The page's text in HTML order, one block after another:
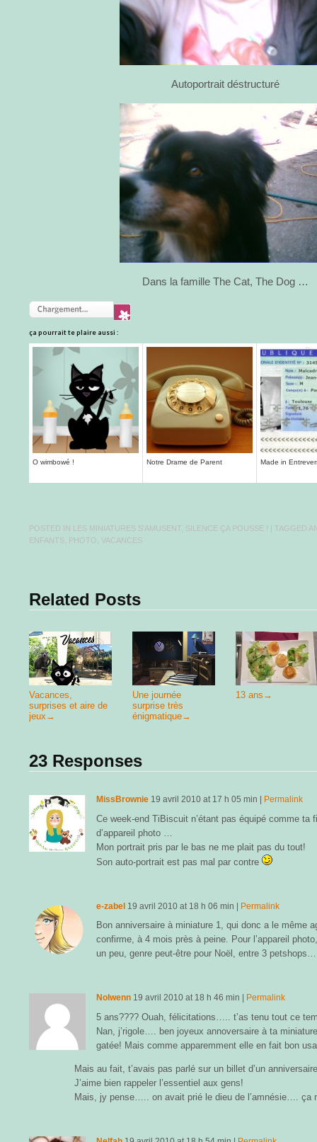
Autoportrait déstructuré
Dans la famille The Cat, The Dog …
ça pourrait te plaire aussi :
O wimbowé ! Notre Drame de Parent Made in
POSTED IN LES MINIATURES S'AMUSENT SILENCE ÇA POUSSE ! | TAGGED
ENFANTS PHOTO ,VACANCES
Related Posts
Vacances,
surprises et aire de
jeux →
Une journée
surprise très
énigmatique→
13 ans →
23 Responses
MissBrownie 19 avril 2010 at 17 h 05 min Permalink
Ce week-end TiBiscuit n’étant pas équipé comme ta
d’appareil photo …
Mon portrait pris par le bas ne me plait pas du tout!
Son auto-portrait est pas mal par contre
e-zabel 19 avril 2010 at 18 h 06 min | Permalink
Bon anniversaire à miniature 1, qui donc a le même
confirme, à 4 mois près à peine. Pour l’appareil
un peu, genre peut-être pour Noël, entre 3
Nolwenn 19 avril 2010 at 18 h 46 min Permalink
5 ans???? Ouah, félicitations….. t’as tenu tout ce
Nan, j’rigole…. ben joyeux annoversaire à ta
gatée! Mais comme apparemment elle en fait bon
Mais au fait, t’avais pas parlé sur un billet d’un
J’aime bien rappeler l’essentiel aux gens!
Mais, jy pense….. on avait prié le dieu de l’amnésie…. ça